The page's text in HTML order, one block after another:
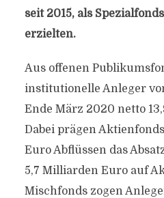
seit 2015, als
erzielten.
Aus offenen
institutionelle Anleger
Ende März 2020 netto
Dabei prägen
Euro Abflüssen das
5,7 Milliarden Euro auf
Mischfonds zogen